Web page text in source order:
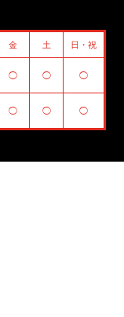
金 土 日・祝
◯ ◯ ◯
◯ ◯ ◯